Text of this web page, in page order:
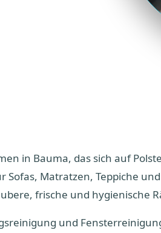
in Bauma, das sich auf
Matratzen, Teppiche
frische und hygienische
und